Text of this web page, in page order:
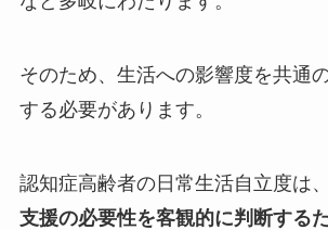
そのため、生活への影響度を共通
する必要があります。
認知症高齢者の日常生活自立度は、
支援の必要性を客観的に判断する